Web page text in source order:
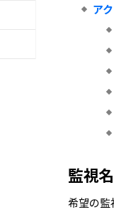
ア
監視
希望の監